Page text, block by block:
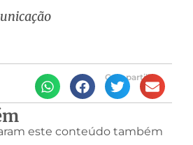
Compartilhe
este conteúdo também